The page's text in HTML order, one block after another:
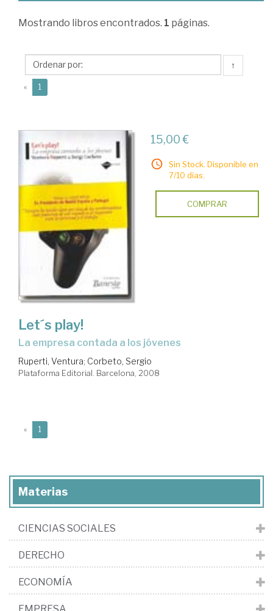
Corbeto,
Mostrando libros encontrados. 1 páginas.
↑
« 1
15,00 €
Sin Stock. Disponible en
7/10 días.
COMPRAR
Let´s play!
la empresa contada a los jóvenes
Ruperti, Ventura; Corbeto, Sergio
Plataforma Editorial. Barcelona, 2008
« 1
Materias
CIENCIAS SOCIALES
DERECHO
ECONOMÍA